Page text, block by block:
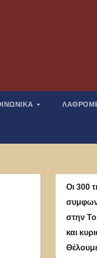
Οι 300
στην
και